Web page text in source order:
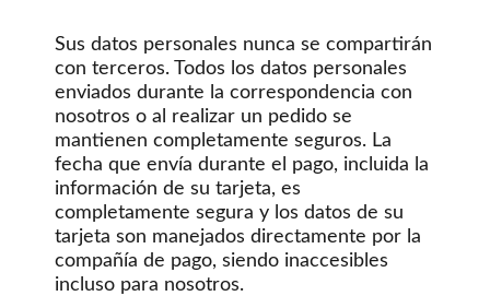
Sus datos personales nunca se compartirán
con terceros. Todos los datos personales
enviados durante la correspondencia con
nosotros o al realizar un pedido se
mantienen completamente seguros. La
fecha que envía durante el pago, incluida la
información de su tarjeta, es
completamente segura y los datos de su
tarjeta son manejados directamente por la
compañía de pago, siendo inaccesibles
incluso para nosotros.